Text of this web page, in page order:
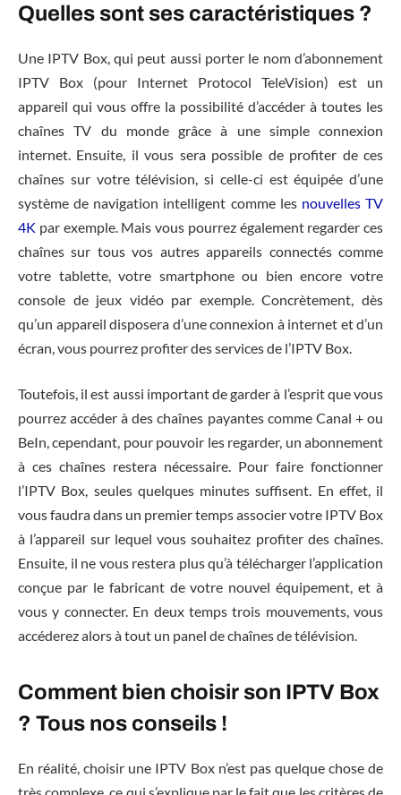
Quelles sont ses caractéristiques ?
Une IPTV Box, qui peut aussi porter le nom d’abonnement
IPTV Box (pour Internet Protocol TeleVision) est un
appareil qui vous offre la possibilité d’accéder à toutes les
chaînes TV du monde grâce à une simple connexion
internet. Ensuite, il vous sera possible de profiter de ces
chaînes sur votre télévision, si celle-ci est équipée d’une
système de navigation intelligent comme les nouvelles TV
4K par exemple. Mais vous pourrez également regarder ces
chaînes sur tous vos autres appareils connectés comme
votre tablette, votre smartphone ou bien encore votre
console de jeux vidéo par exemple. Concrètement, dès
qu’un appareil disposera d’une connexion à internet et d’un
écran, vous pourrez profiter des services de l’IPTV Box.
Toutefois, il est aussi important de garder à l’esprit que vous
pourrez accéder à des chaînes payantes comme Canal + ou
BeIn, cependant, pour pouvoir les regarder, un abonnement
à ces chaînes restera nécessaire. Pour faire fonctionner
l’IPTV Box, seules quelques minutes suffisent. En effet, il
vous faudra dans un premier temps associer votre IPTV Box
à l’appareil sur lequel vous souhaitez profiter des chaînes.
Ensuite, il ne vous restera plus qu’à télécharger l’application
conçue par le fabricant de votre nouvel équipement, et à
vous y connecter. En deux temps trois mouvements, vous
accéderez alors à tout un panel de chaînes de télévision.
Comment bien choisir son IPTV Box
? Tous nos conseils !
En réalité, choisir une IPTV Box n’est pas quelque chose de
très complexe, ce qui s’explique par le fait que les critères de